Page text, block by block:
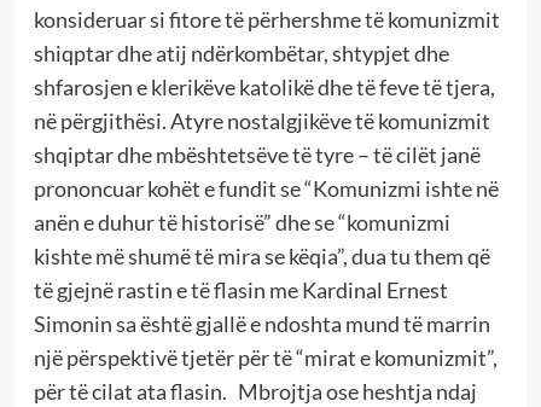
konsideruar si fitore të përhershme të komunizmit
shiqptar dhe atij ndërkombëtar, shtypjet dhe
shfarosjen e klerikëve katolikë dhe të feve të tjera,
në përgjithësi. Atyre nostalgjikëve të komunizmit
shqiptar dhe mbështetsëve të tyre – të cilët janë
prononcuar kohët e fundit se “Komunizmi ishte në
anën e duhur të historisë” dhe se “komunizmi
kishte më shumë të mira se këqia”, dua tu them që
të gjejnë rastin e të flasin me Kardinal Ernest
Simonin sa është gjallë e ndoshta mund të marrin
një përspektivë tjetër për të “mirat e komunizmit”,
për të cilat ata flasin. Mbrojtja ose heshtja ndaj